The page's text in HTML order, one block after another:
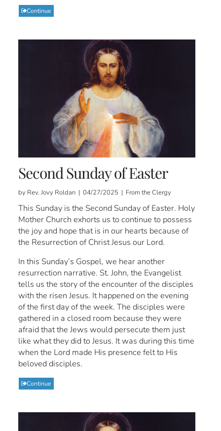
Continue
Second Sunday of Easter
by Rev. Jovy Roldan | 04/27/2025 | From the Clergy
This Sunday is the Second Sunday of Easter. Holy
Mother Church exhorts us to continue to possess
the joy and hope that is in our hearts because of
the Resurrection of Christ Jesus our Lord.
In this Sunday’s Gospel, we hear another
resurrection narrative. St. John, the Evangelist
tells us the story of the encounter of the disciples
with the risen Jesus. It happened on the evening
of the first day of the week. The disciples were
gathered in a closed room because they were
afraid that the Jews would persecute them just
like what they did to Jesus. It was during this time
when the Lord made His presence felt to His
beloved disciples.
Continue